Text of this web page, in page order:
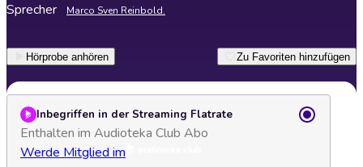
Sprecher Marco Sven Reinbold.
Hörprobe anhören Zu Favoriten hinzufügen
Inbegriffen in der Streaming Flatrate
Enthalten im Audioteka Club Abo
Werde Mitglied im